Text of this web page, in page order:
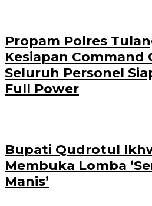
Propam Polres
Kesiapan Command
Seluruh Personel
Full Power
Bupati Qudrotul
Membuka Lomba
Manis’